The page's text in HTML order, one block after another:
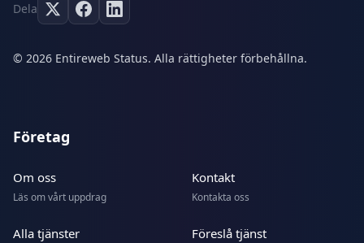
Dela
© 2026 Entireweb Status. Alla rättigheter förbehållna.
Företag
Om oss
Läs om vårt uppdrag
Kontakt
Kontakta oss
Alla tjänster Föreslå tjänst